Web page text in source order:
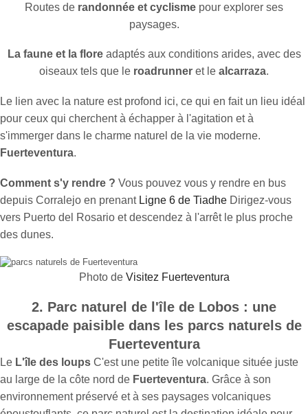
Routes de randonnée et cyclisme pour explorer ses
paysages.
La faune et la floreadaptés aux conditions arides, avec des
oiseaux tels que le roadrunner et le alcarraza.
Le lien avec la nature est profond ici, ce qui en fait un lieu idéal
pour ceux qui cherchent à échapper à l'agitation et à
s'immerger dans le charme naturel de la vie moderne.
Fuerteventura.
Comment s'y rendre ? Vous pouvez vous y rendre en bus
depuis Corralejo en prenantLigne 6 de Tiadhe Dirigez-vous
vers Puerto del Rosario et descendez à l'arrêt le plus proche
des dunes.
Photo de Visitez Fuerteventura
2. Parc naturel de l'île de Lobos : une
escapade paisible dans les parcs naturels de
Fuerteventura
Le L'île des loups C'est une petite île volcanique située juste
au large de la côte nord de Fuerteventura. Grâce à son
environnement préservé et à ses paysages volcaniques